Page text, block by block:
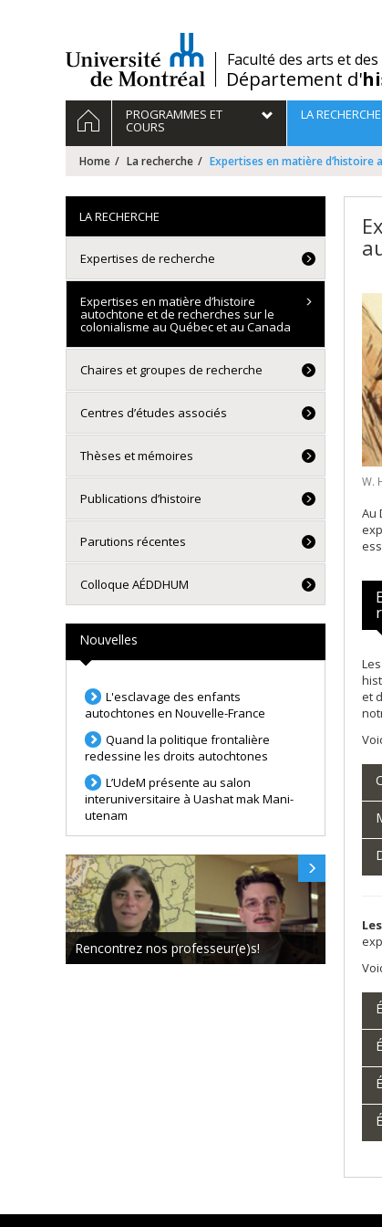
/Faculté des arts et des
Département d'
Navigation
principale
HOMEPROGRAMMES ET
COURS
LA RECHERCHE
Home La recherche Expertises en matière d’histoire
W.
Au
et
LA RECHERCHE
Expertises de recherche
Expertises en matière d’histoire
autochtone et de recherches sur le
colonialisme au Québec et au Canada
Chaires et groupes de recherche
Centres d’études associés
Thèses et mémoires
Publications d’histoire
Parutions récentes
Colloque AÉDDHUM
Nouvelles
L'esclavage des enfants
autochtones en Nouvelle-France
Quand la politique frontalière
redessine les droits autochtones
L’UdeM présente au salon
interuniversitaire à Uashat mak Mani-
utenam
Rencontrez nos professeur(e)s!